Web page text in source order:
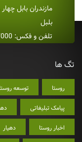
بلبل
تلفن و فکس: 7000 15 35 011
تگ ها
روستا توسعه
پیامک تبلیغاتی
اخبار روستا دهیار